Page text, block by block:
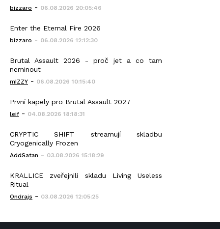
bizzaro - 06.08.2026 20:05:46
Enter the Eternal Fire 2026
bizzaro - 06.08.2026 12:12:30
Brutal Assault 2026 - proč jet a co tam
neminout
mIZZY - 06.08.2026 10:15:40
První kapely pro Brutal Assault 2027
leif - 04.08.2026 18:18:31
CRYPTIC SHIFT streamují skladbu
Cryogenically Frozen
AddSatan - 03.08.2026 15:18:29
KRALLICE zveřejnili skladu Living Useless
Ritual
Ondrajs - 03.08.2026 12:05:25